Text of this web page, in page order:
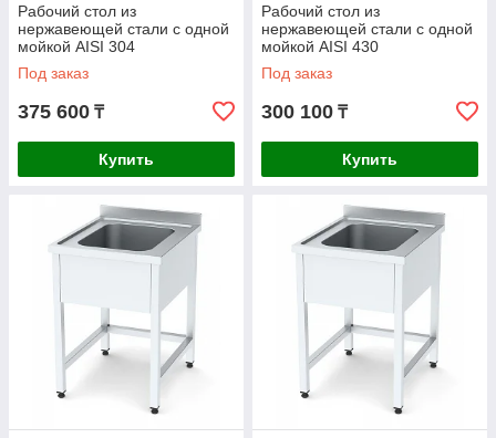
Рабочий стол из
нержавеющей стали с одной
мойкой AISI 304
1600x600x850mm
Под заказ
375 600 ₸
Купить
Рабочий стол из
нержавеющей стали с одной
мойкой AISI 430
1600x700x850mm
Под заказ
300 100 ₸
Купить